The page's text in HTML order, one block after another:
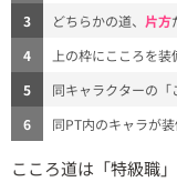
3
どちらかの道、 片方
4
上の枠にこころを
5
同キャラクターの
6
同PT内のキャラが
こころ道は「特級職